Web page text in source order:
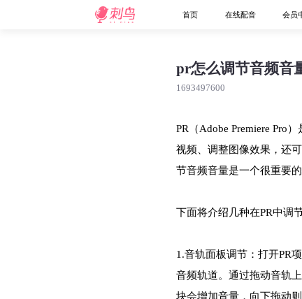
首页 在线配音 会员
pr怎么调节音频音
1693497600
PR（Adobe Premiere Pro
视频、调整图像效果，还
节音频音量是一个很重要的
下面将介绍几种在PR中调
1.音轨面板调节：打开PR
音频轨道。通过拖动音轨
块会增加音量，向下拖动则